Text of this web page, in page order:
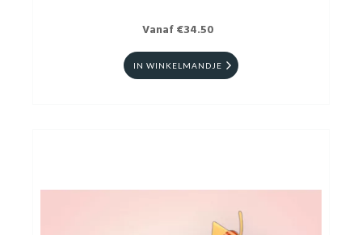
Vanaf €34.50
IN WINKELMANDJE